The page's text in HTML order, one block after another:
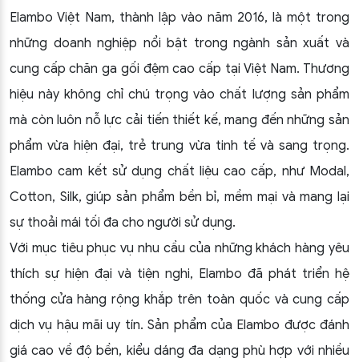
Elambo Việt Nam, thành lập vào năm 2016, là một trong
những doanh nghiệp nổi bật trong ngành sản xuất và
cung cấp chăn ga gối đệm cao cấp tại Việt Nam. Thương
hiệu này không chỉ chú trọng vào chất lượng sản phẩm
mà còn luôn nỗ lực cải tiến thiết kế, mang đến những sản
phẩm vừa hiện đại, trẻ trung vừa tinh tế và sang trọng.
Elambo cam kết sử dụng chất liệu cao cấp, như Modal,
Cotton, Silk, giúp sản phẩm bền bỉ, mềm mại và mang lại
sự thoải mái tối đa cho người sử dụng.
Với mục tiêu phục vụ nhu cầu của những khách hàng yêu
thích sự hiện đại và tiện nghi, Elambo đã phát triển hệ
thống cửa hàng rộng khắp trên toàn quốc và cung cấp
dịch vụ hậu mãi uy tín. Sản phẩm của Elambo được đánh
giá cao về độ bền, kiểu dáng đa dạng phù hợp với nhiều